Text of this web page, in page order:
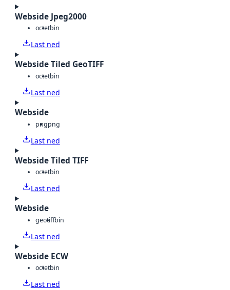
Webside Jpeg2000
octetbin
Last ned
Webside Tiled GeoTIFF
octetbin
Last ned
Webside
pngpng
Last ned
Webside Tiled TIFF
octetbin
Last ned
Webside
geotiffbin
Last ned
Webside ECW
octetbin
Last ned